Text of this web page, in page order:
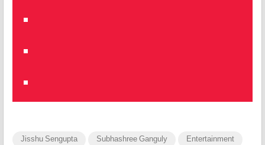
Jisshu Sengupta Subhashree Ganguly Entertainment